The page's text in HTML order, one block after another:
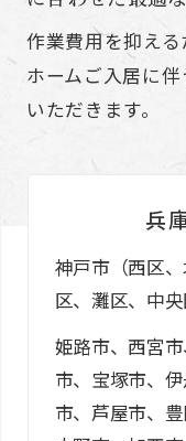
作業費用を抑え
ホームご入居に
いただきます。
兵
神戸市（西区
区、灘区、中央
姫路市、西宮
市、宝塚市、
市、芦屋市、